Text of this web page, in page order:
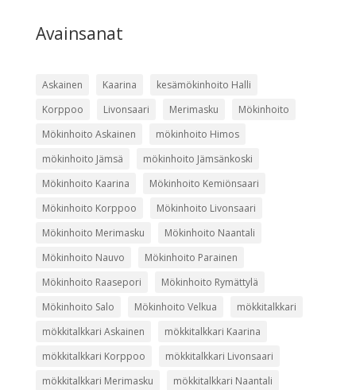
Avainsanat
Askainen Kaarina
kesämökinhoito Halli
Korppoo
Livonsaari Merimasku
Mökinhoito
Mökinhoito Askainen
mökinhoito Himos
mökinhoito Jämsä
mökinhoito Jämsänkoski
Mökinhoito Kaarina
Mökinhoito Kemiönsaari
Mökinhoito Korppoo
Mökinhoito Livonsaari
Mökinhoito Merimasku
Mökinhoito Naantali
Mökinhoito Nauvo
Mökinhoito Parainen
Mökinhoito Raasepori
Mökinhoito Rymättylä
Mökinhoito Salo
Mökinhoito Velkua
mökkitalkkari
mökkitalkkari Askainen
mökkitalkkari Kaarina
mökkitalkkari Korppoo
mökkitalkkari Livonsaari
mökkitalkkari Merimasku
mökkitalkkari Naantali